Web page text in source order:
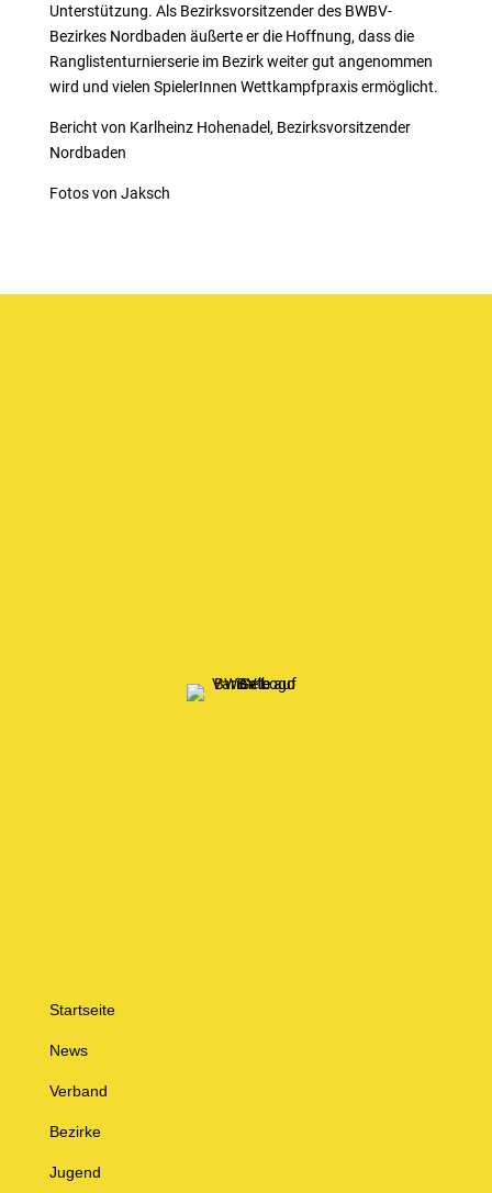
Unterstützung. Als Bezirksvorsitzender des BWBV-
Bezirkes Nordbaden äußerte er die Hoffnung, dass die
Ranglistenturnierserie im Bezirk weiter gut angenommen
wird und vielen SpielerInnen Wettkampfpraxis ermöglicht.
Bericht von Karlheinz Hohenadel, Bezirksvorsitzender
Nordbaden
Fotos von Jaksch
Startseite
News
Verband
Bezirke
Jugend